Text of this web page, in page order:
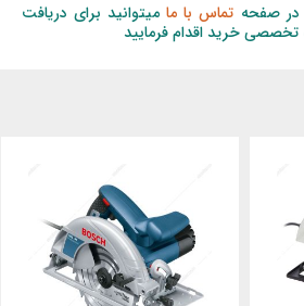
در صفحهتماس با ما میتوانید برای دریافت
خرید اقدام فرمایید